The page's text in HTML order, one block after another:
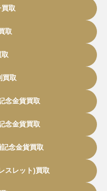
取
取
買取
念金貨買取
念金貨買取
念金貨買取
スレット)買取